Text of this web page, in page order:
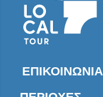
ΕΠΙΚΟΙΝΩΝΊΑ